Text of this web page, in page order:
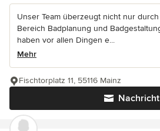
Unser Team überzeugt nicht nur
Bereich Badplanung und
haben vor allen Dingen e...
Mehr
Nachricht
Fischtorplatz 11, 55116 Mainz